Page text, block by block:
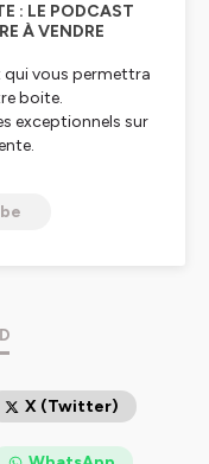
: LE PODCAST
À VENDRE
qui vous permettra
boite.
exceptionnels sur
votre discipline
X (Twitter)